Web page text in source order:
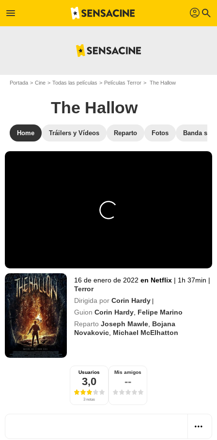
menu profil search
Portada Cine Todas las películas Películas Terror The Hallow
The Hallow
Home Tráilers y Vídeos Reparto Fotos Banda
16 de enero de 2022 en Netflix | 1h 37min |
Terror
Dirigida por Corin Hardy |
Guion Corin Hardy Felipe Marino
Reparto Joseph Mawle Bojana
Novakovic Michael McElhatton
Usuarios
3,0
3 notas
Mis amigos
--